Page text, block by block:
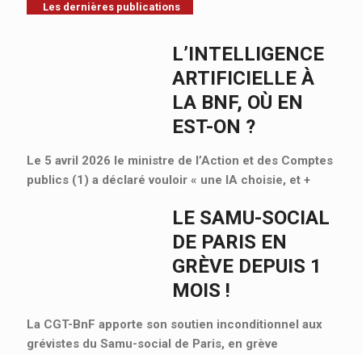
Les dernières publications
L’INTELLIGENCE
ARTIFICIELLE À
LA BNF, OÙ EN
EST-ON ?
Le 5 avril 2026 le ministre de l’Action et des Comptes
publics (1) a déclaré vouloir « une IA choisie, et +
LE SAMU-SOCIAL
DE PARIS EN
GRÈVE DEPUIS 1
MOIS !
La CGT-BnF apporte son soutien inconditionnel aux
grévistes du Samu-social de Paris, en grève